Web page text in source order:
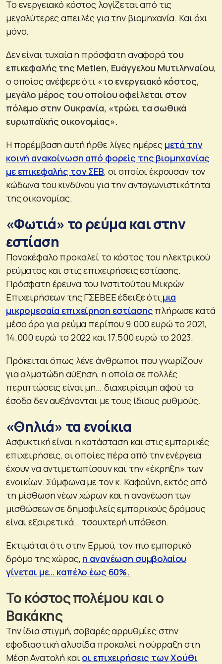
Το ενεργειακό κόστος λογίζεται από τις
μεγαλύτερες απειλές για την βιομηχανία. Και όχι
μόνο.
Δεν είναι τυχαία η πρόσφατη αναφορά του
επικεφαλής της Metlen, Ευάγγελου Μυτιληναίου,
ο οποίος ανέφερε ότι «το ενεργειακό κόστος,
μεγάλο μέρος του οποίου οφείλεται στον
πόλεμο στην Ουκρανία, «τρώει τα σωθικά
ευρωπαϊκής οικονομίας».
Η παρέμβαση αυτή ήρθε λίγες ημέρες μετά την
κοινή ανακοίνωση από φορείς της βιομηχανίας
με επικεφαλής τον ΣΕΒ, οι οποίοι έκρουσαν τον
κώδωνα του κινδύνου για την ανταγωνιστικότητα
της οικονομίας.
«Φωτιά» το ρεύμα και στην
εστίαση
Πονοκέφαλο προκαλεί το κόστος του ηλεκτρικού
ρεύματος και στις επιχειρήσεις εστίασης.
Πρόσφατη έρευνα του Ινστιτούτου Μικρών
Επιχειρήσεων της ΓΣΕΒΕΕ έδειξε ότι μια
μικρομεσαία επιχείρηση εστίασης πλήρωσε κατά
μέσο όρο για ρεύμα περίπου 9.000 ευρώ το 2021,
14.000 ευρώ το 2022 και 17.500 ευρώ το 2023.
Πρόκειται όπως λένε άνθρωποι που γνωρίζουν
για αλματώδη αύξηση, η οποία σε πολλές
περιπτώσεις είναι μη… διαχειρίσιμη αφού τα
έσοδα δεν αυξάνονται με τους ίδιους ρυθμούς.
«Θηλιά» τα ενοίκια
Ασφυκτική είναι η κατάσταση και στις εμπορικές
επιχειρήσεις, οι οποίες πέρα από την ενέργεια
έχουν να αντιμετωπίσουν και την «έκρηξη» των
ενοικίων. Σύμφωνα με τον κ. Καφούνη, εκτός από
τη μίσθωση νέων χώρων και η ανανέωση των
μισθώσεων σε δημοφιλείς εμπορικούς δρόμους
είναι εξαιρετικά… τσουχτερή υπόθεση.
Εκτιμάται ότι στην Ερμού, τον πιο εμπορικό
δρόμο της χώρας, η ανανέωση συμβολαίου
γίνεται με… καπέλο έως 60%.
Το κόστος πολέμου και ο
Βακάκης
Την ίδια στιγμή, σοβαρές αρρυθμίες στην
εφοδιαστική αλυσίδα προκαλεί η σύρραξη στη
Μέση Ανατολή και οι επιχειρήσεις των Χούθι